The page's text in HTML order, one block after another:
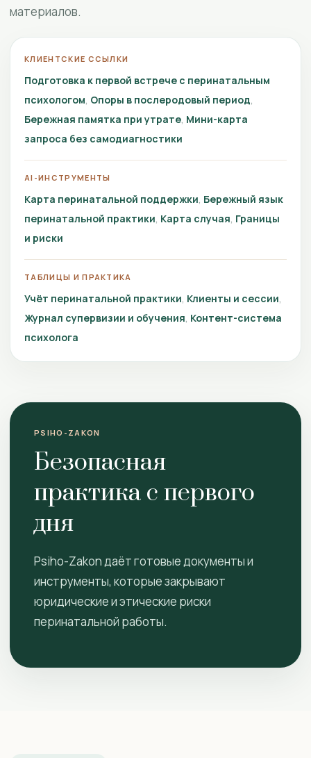
материалов.
КЛИЕНТСКИЕ ССЫЛКИ
Подготовка к первой встрече с перинатальным
психологом Опоры в послеродовый период
Бережная памятка при утрате Мини-карта
запроса без самодиагностики
AI-ИНСТРУМЕНТЫ
Карта перинатальной поддержки Бережный язык
перинатальной практики Карта случая Границы
и риски
ТАБЛИЦЫ И ПРАКТИКА
Учёт перинатальной практики Клиенты и сессии
Журнал супервизии и обучения Контент-система
психолога
PSIHO-ZAKON
Безопасная
практика с первого
дня
Psiho-Zakon даёт готовые документы и
инструменты, которые закрывают
юридические и этические риски
перинатальной работы.